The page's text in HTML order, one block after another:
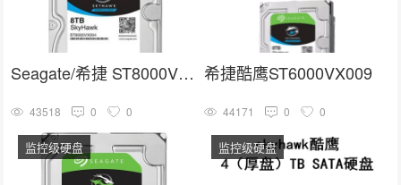
Seagate/希捷 ST8000VX004
43518 0 0
希捷酷鹰ST6000VX009
44171 0 0
监控级硬盘 监控级硬盘